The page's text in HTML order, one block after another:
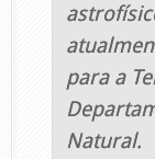
para a
Natural.